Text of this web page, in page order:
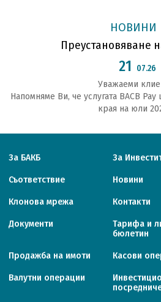
НОВИНИ
Преустановяване
21 07.26
Уважаеми
Напомняме Ви, че услугата BACB
края на юли
За БАКБ За
Съответствие Новини
Клонова мрежа Контакти
Документи
Тарифa и
бюлетин
Продажба на имоти Касови
Валутни операции